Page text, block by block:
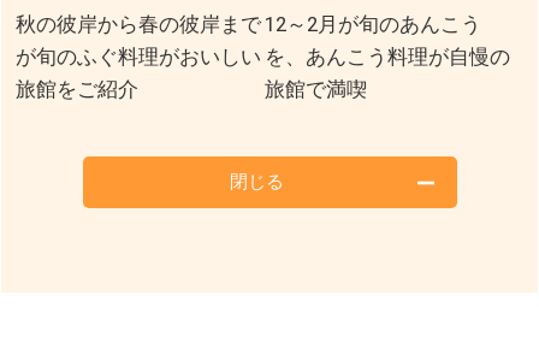
秋の彼岸から春の彼岸まで
が旬のふぐ料理がおいしい
旅館をご紹介
12～2月が旬のあんこう
を、あんこう料理が自慢の
旅館で満喫
閉じる